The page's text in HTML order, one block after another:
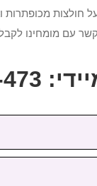
חולצות
קשר עם מומחינו
3922-473